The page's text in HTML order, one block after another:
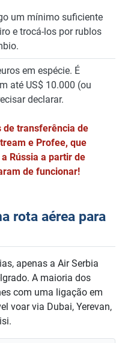
um mínimo suficiente
e trocá-los por rublos
em espécie. É
até US$ 10.000 (ou
declarar.
de transferência de
e Profee, que
Rússia a partir de
de funcionar!
rota aérea para
apenas a Air Serbia
A maioria dos
com uma ligação em
voar via Dubai, Yerevan,